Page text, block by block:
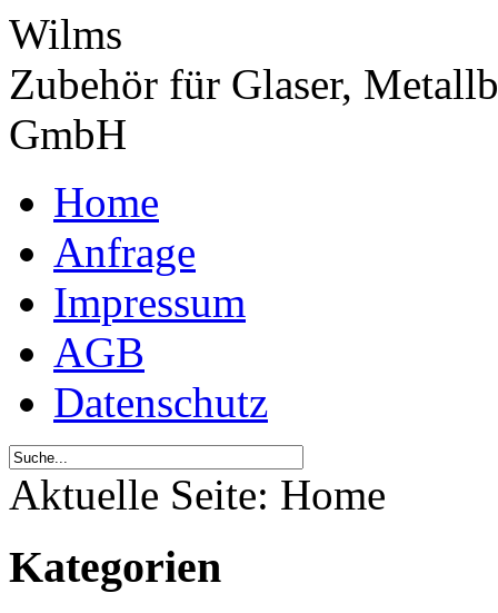
Wilms
Zubehör für Glaser,
GmbH
Home
Anfrage
Impressum
AGB
Datenschutz
Aktuelle Seite: Home
Kategorien